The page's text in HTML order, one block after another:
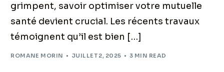
grimpent, savoir optimiser votre mutuelle
santé devient crucial. Les récents travaux
témoignent qu’il est bien […]
ROMANE MORIN JUILLET 2, 2025 3 MIN READ